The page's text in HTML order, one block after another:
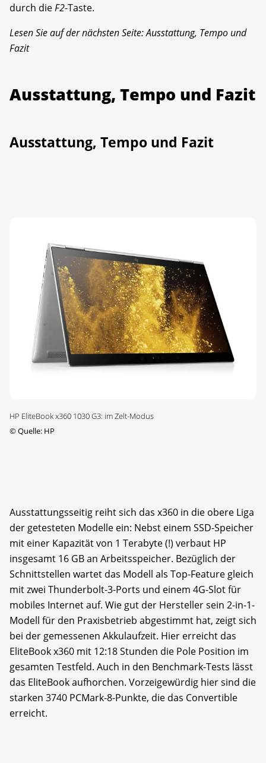
durch dieF2-Taste.
Lesen Sie auf der nächsten Seite: Ausstattung, Tempo und
Fazit
Ausstattung, Tempo und Fazit
Ausstattung, Tempo und Fazit
HP EliteBook x360 1030 G3: im Zelt-Modus
©Quelle: HP
Ausstattungsseitig reiht sich das x360 in die obere Liga
der getesteten Modelle ein: Nebst einem SSD-Speicher
mit einer Kapazität von 1 Terabyte (!) verbaut HP
insgesamt 16 GB an Arbeitsspeicher. Bezüglich der
Schnittstellen wartet das Modell als Top-Feature gleich
mit zwei Thunderbolt-3-Ports und einem 4G-Slot für
mobiles Internet auf. Wie gut der Hersteller sein 2-in-1-
Modell für den Praxisbetrieb abgestimmt hat, zeigt sich
bei der gemessenen Akkulaufzeit. Hier erreicht das
EliteBook x360 mit 12:18 Stunden die Pole Position im
gesamten Testfeld. Auch in den Benchmark-Tests lässt
das EliteBook aufhorchen. Vorzeigewürdig hier sind die
starken 3740 PCMark-8-Punkte, die das Convertible
erreicht.